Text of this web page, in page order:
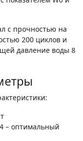
с прочностью на
200 циклов и
давление воды 8
– оптимальный